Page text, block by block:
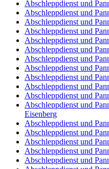
Abschleppdienst und
Abschleppdienst und
Abschleppdienst und
Abschleppdienst und
Abschleppdienst und
Abschleppdienst und
Abschleppdienst und
Abschleppdienst und
Abschleppdienst und
Abschleppdienst und
Abschleppdienst und
Abschleppdienst und
Eisenberg
Abschleppdienst und
Abschleppdienst und
Abschleppdienst und
Abschleppdienst und
Abschleppdienst und